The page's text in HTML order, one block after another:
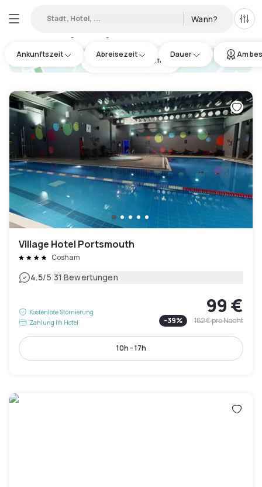
Stadt, Hotel, ... Wann? Alle
Ankunftszeit Abreisezeit Dauer Am
hotel.cta.view_map
Village Hotel Portsmouth
Cosham
4.5/5|31 Bewertungen
Kostenlose Stornierung
Zahlung im Hotel
99 €
-39% 162 €pro Nacht
10h - 17h